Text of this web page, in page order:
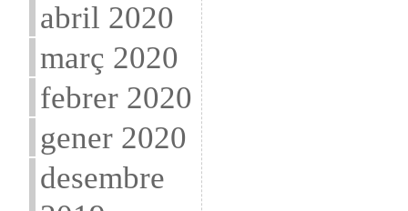
abril 2020
març 2020
febrer 2020
gener 2020
desembre